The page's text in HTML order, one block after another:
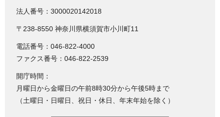
法人番号：3000020142018
〒238-8550 神奈川県横須賀市小川町11
電話番号：046-822-4000
ファクス番号：046-822-2539
開庁時間：
月曜日から金曜日の午前8時30分から午後5時まで
（土曜日・日曜日、祝日・休日、年末年始を除く）